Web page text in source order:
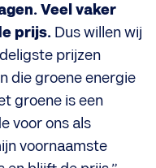
Veel vaker
prijs. Dus willen wij
prijzen
die groene energie
groene is een
voor ons als
voornaamste